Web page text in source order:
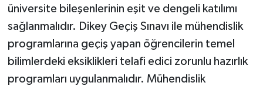
üniversite bileşenlerinin eşit ve dengeli katılımı
sağlanmalıdır. Dikey Geçiş Sınavı ile mühendislik
programlarına geçiş yapan öğrencilerin temel
bilimlerdeki eksiklikleri telafi edici zorunlu hazırlık
programları uygulanmalıdır. Mühendislik